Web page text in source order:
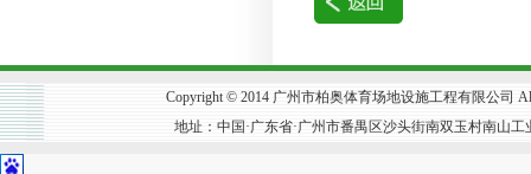
Copyright © 2014 广州市柏奥体育场地设施工程有限公司
地址：中国·广东省·广州市番禺区沙头街南双玉村南山工